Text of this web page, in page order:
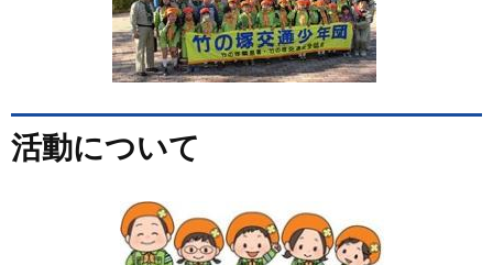
活動について